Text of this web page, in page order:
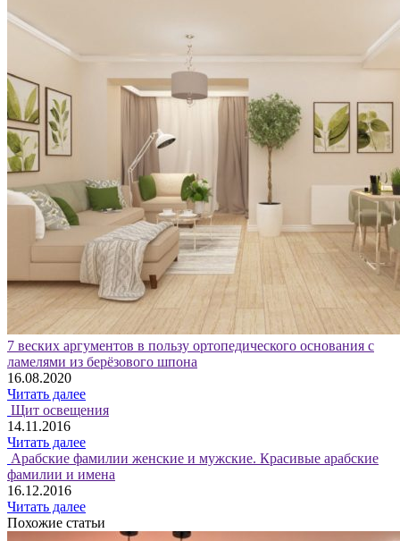
7 веских аргументов в пользу ортопедического основания с
ламелями из берёзового шпона
16.08.2020
Читать далее
Щит освещения
14.11.2016
Читать далее
Арабские фамилии женские и мужские. Красивые арабские
фамилии и имена
16.12.2016
Читать далее
Похожие статьи